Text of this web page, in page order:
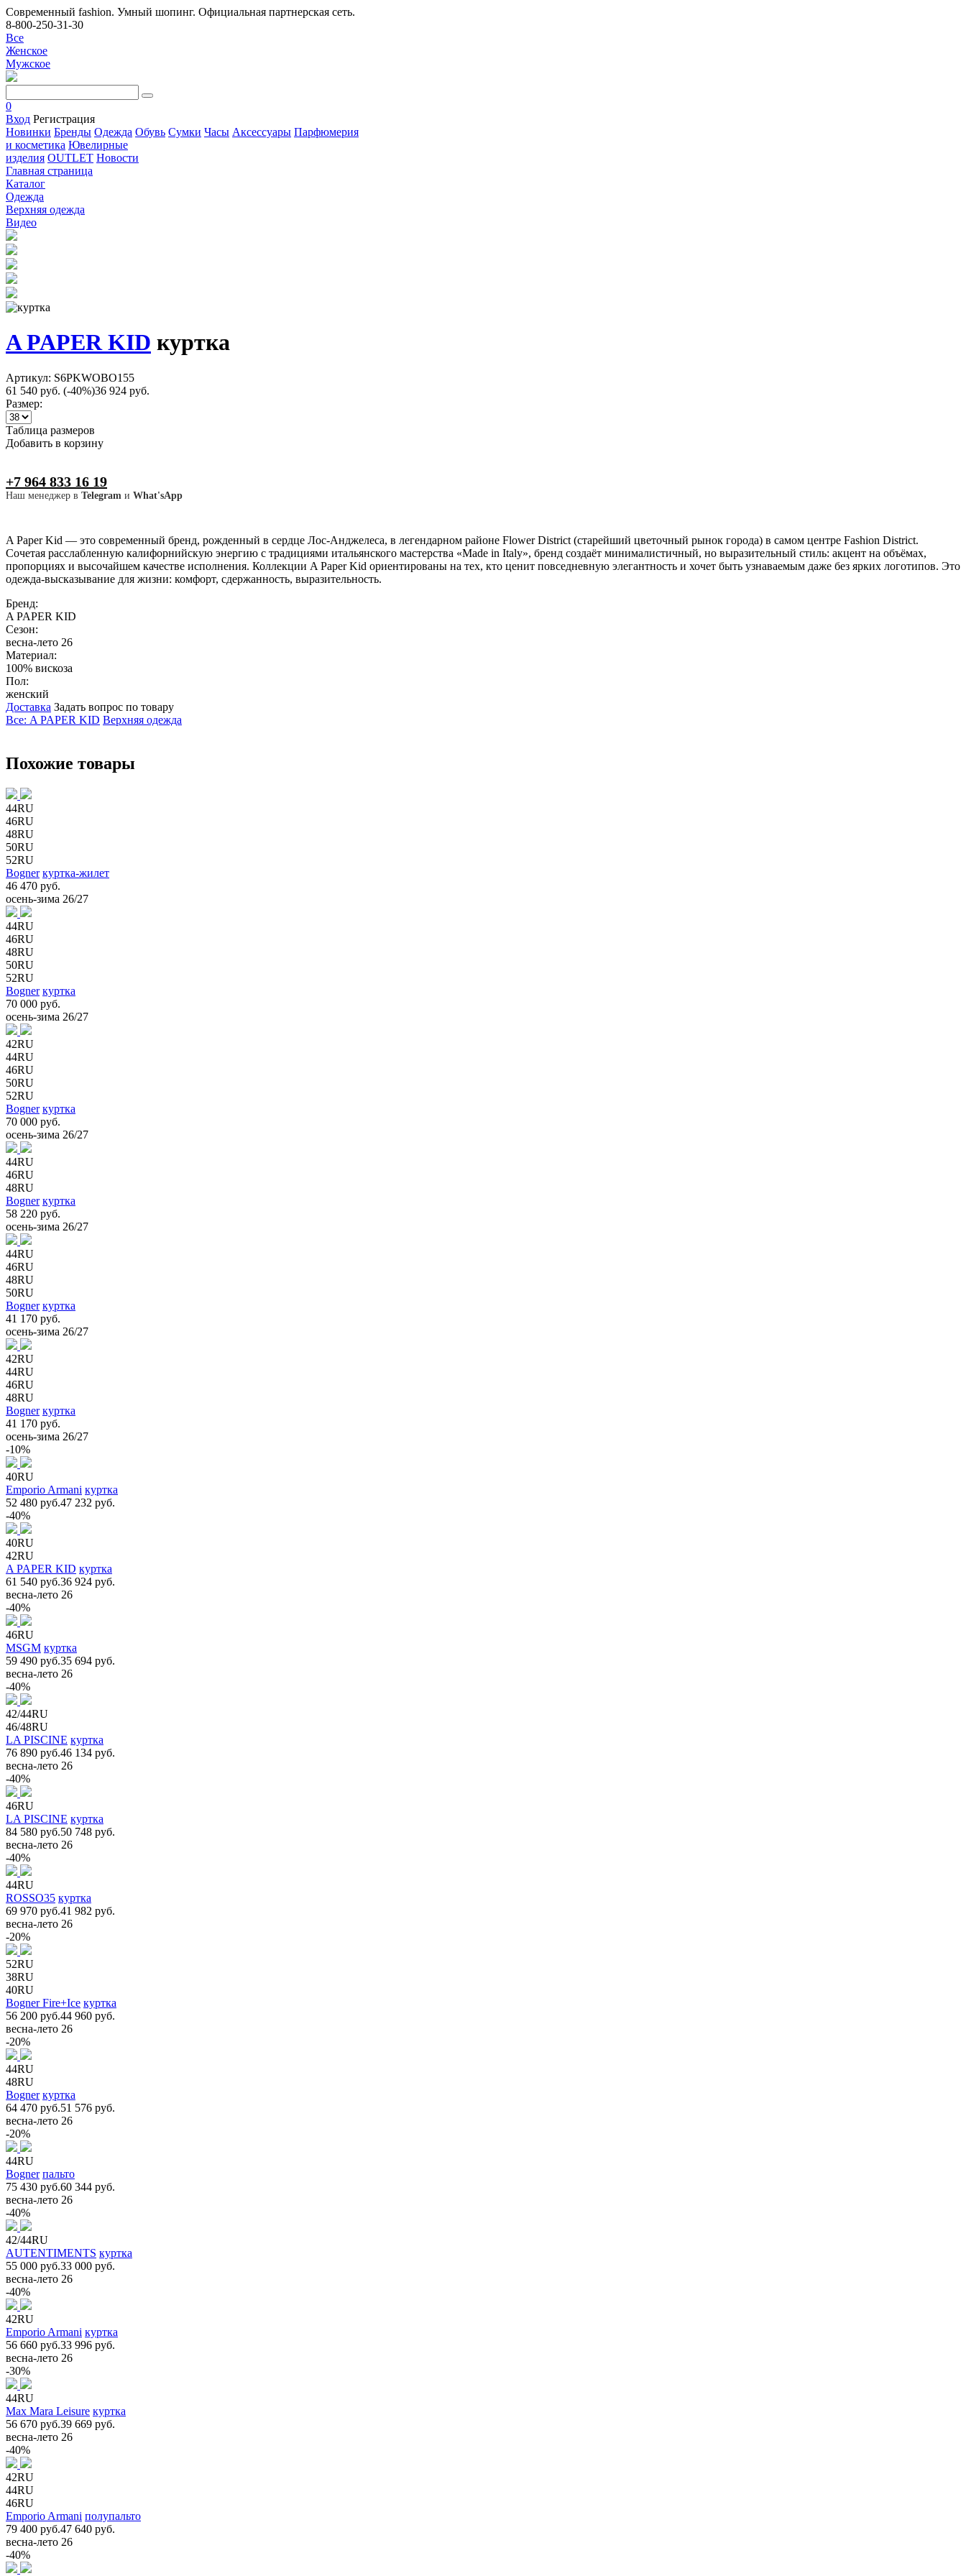
Современный fashion. Умный шопинг. Официальная партнерская сеть.
8-800-250-31-30
Все
Женское
Мужское
0
Вход Регистрация
Новинки Бренды Одежда Обувь Сумки Часы Аксессуары Парфюмерия
и косметика Ювелирные
изделия OUTLET Новости
Главная страница
Каталог
Одежда
Верхняя одежда
Видео
A PAPER KID куртка
Артикул: S6PKWOBO155
61 540 руб. (-40%)36 924 руб.
Размер:
Таблица размеров
Добавить в корзину
+7 964 833 16 19
Наш менеджер в Telegram и What'sApp
A Paper Kid — это современный бренд, рожденный в сердце Лос-Анджелеса, в легендарном районе Flower District (старейший цветочный рынок города) в самом центре Fashion District.
Сочетая расслабленную калифорнийскую энергию с традициями итальянского мастерства «Made in Italy», бренд создаёт минималистичный, но выразительный стиль: акцент на объёмах,
пропорциях и высочайшем качестве исполнения. Коллекции A Paper Kid ориентированы на тех, кто ценит повседневную элегантность и хочет быть узнаваемым даже без ярких логотипов. Это
одежда-высказывание для жизни: комфорт, сдержанность, выразительность.
Бренд:
A PAPER KID
Сезон:
весна-лето 26
Материал:
100% вискоза
Пол:
женский
Доставка Задать вопрос по товару
Все: A PAPER KID Верхняя одежда
Похожие товары
44RU
46RU
48RU
50RU
52RU
Bogner куртка-жилет
46 470 руб.
осень-зима 26/27
44RU
46RU
48RU
50RU
52RU
Bogner куртка
70 000 руб.
осень-зима 26/27
42RU
44RU
46RU
50RU
52RU
Bogner куртка
70 000 руб.
осень-зима 26/27
44RU
46RU
48RU
Bogner куртка
58 220 руб.
осень-зима 26/27
44RU
46RU
48RU
50RU
Bogner куртка
41 170 руб.
осень-зима 26/27
42RU
44RU
46RU
48RU
Bogner куртка
41 170 руб.
осень-зима 26/27
-10%
40RU
Emporio Armani куртка
52 480 руб.47 232 руб.
-40%
40RU
42RU
A PAPER KID куртка
61 540 руб.36 924 руб.
весна-лето 26
-40%
46RU
MSGM куртка
59 490 руб.35 694 руб.
весна-лето 26
-40%
42/44RU
46/48RU
LA PISCINE куртка
76 890 руб.46 134 руб.
весна-лето 26
-40%
46RU
LA PISCINE куртка
84 580 руб.50 748 руб.
весна-лето 26
-40%
44RU
ROSSO35 куртка
69 970 руб.41 982 руб.
весна-лето 26
-20%
52RU
38RU
40RU
Bogner Fire+Ice куртка
56 200 руб.44 960 руб.
весна-лето 26
-20%
44RU
48RU
Bogner куртка
64 470 руб.51 576 руб.
весна-лето 26
-20%
44RU
Bogner пальто
75 430 руб.60 344 руб.
весна-лето 26
-40%
42/44RU
AUTENTIMENTS куртка
55 000 руб.33 000 руб.
весна-лето 26
-40%
42RU
Emporio Armani куртка
56 660 руб.33 996 руб.
весна-лето 26
-30%
44RU
Max Mara Leisure куртка
56 670 руб.39 669 руб.
весна-лето 26
-40%
42RU
44RU
46RU
Emporio Armani полупальто
79 400 руб.47 640 руб.
весна-лето 26
-40%